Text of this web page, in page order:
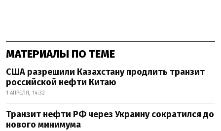
МАТЕРИАЛЫ ПО ТЕМЕ
США разрешили Казахстану продлить транзит
российской нефти Китаю
1 АПРЕЛЯ, 14:32
Транзит нефти РФ через Украину сократился до
нового минимума